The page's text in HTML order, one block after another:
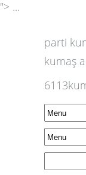
"> ...
parti
kumaş